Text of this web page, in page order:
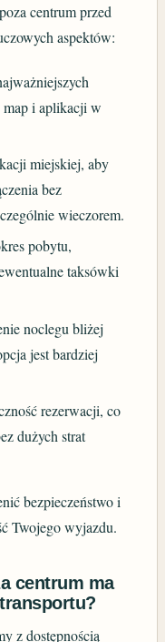
centrum przed
aspektów:
i aplikacji w
miejskiej, aby
bez
wieczorem.
pobytu,
taksówki
noclegu bliżej
jest bardziej
rezerwacji, co
dużych strat
bezpieczeństwo i
Twojego wyjazdu.
centrum ma
z dostępnością